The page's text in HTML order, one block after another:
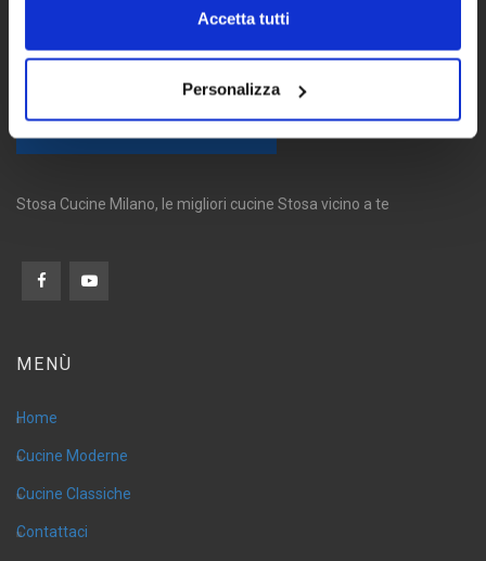
Accetta tutti
Personalizza
Stosa Cucine Milano, le migliori cucine Stosa vicino a te
MENÙ
Home
Cucine Moderne
Cucine Classiche
Contattaci